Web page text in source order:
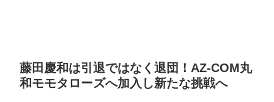
藤田慶和は引退ではなく退団！AZ-COM丸
和モモタローズへ加入し新たな挑戦へ